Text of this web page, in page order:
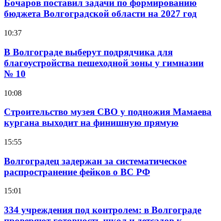
Бочаров поставил задачи по формированию
бюджета Волгоградской области на 2027 год
10:37
В Волгограде выберут подрядчика для
благоустройства пешеходной зоны у гимназии
№ 10
10:08
Строительство музея СВО у подножия Мамаева
кургана выходит на финишную прямую
15:55
Волгоградец задержан за систематическое
распространение фейков о ВС РФ
15:01
334 учреждения под контролем: в Волгограде